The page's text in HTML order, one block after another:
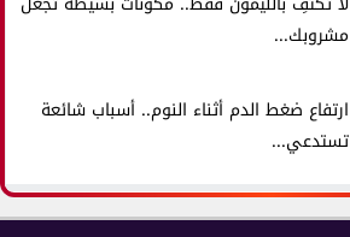
مشروبك...
ارتفاع ضغط الدم أثناء النوم.. أسباب شائعة
تستدعي...